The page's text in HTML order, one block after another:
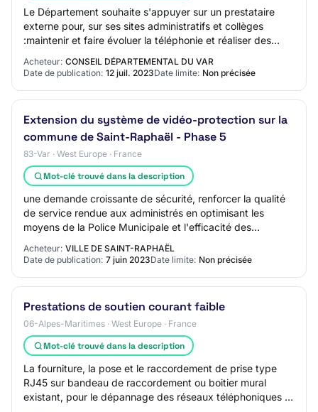
Le Département souhaite s'appuyer sur un prestataire
externe pour, sur ses sites administratifs et collèges
:maintenir et faire évoluer la téléphonie et réaliser des
travaux de câblage ponctuels (rép…
Acheteur: CONSEIL DÉPARTEMENTAL DU VAR
Date de publication: 12 juil. 2023Date limite: Non précisée
Extension du système de vidéo-protection sur la
commune de Saint-Raphaël - Phase 5
83-Var · West Europe · France
Mot-clé trouvé dans la description
une demande croissante de sécurité, renforcer la qualité
de service rendue aux administrés en optimisant les
moyens de la Police Municipale et l'efficacité des
interventions, la commune de Saint-Raph…
Acheteur: VILLE DE SAINT-RAPHAËL
Date de publication: 7 juin 2023Date limite: Non précisée
Prestations de soutien courant faible
06-Alpes-Maritimes · West Europe · France
Mot-clé trouvé dans la description
La fourniture, la pose et le raccordement de prise type
RJ45 sur bandeau de raccordement ou boitier mural
existant, pour le dépannage des réseaux téléphoniques et